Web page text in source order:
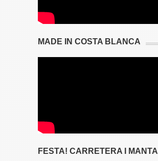
MADE IN COSTA BLANCA
FESTA! CARRETERA I MANTA